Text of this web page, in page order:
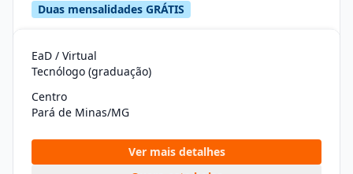
Duas mensalidades GRÁTIS
EaD / Virtual
Tecnólogo (graduação)
Centro
Pará de Minas/MG
Ver mais detalhes